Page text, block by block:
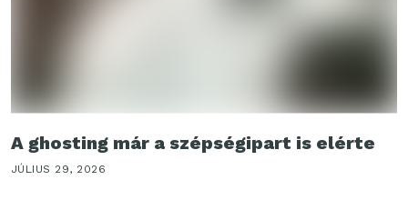
A ghosting már a szépségipart is elérte
JÚLIUS 29, 2026